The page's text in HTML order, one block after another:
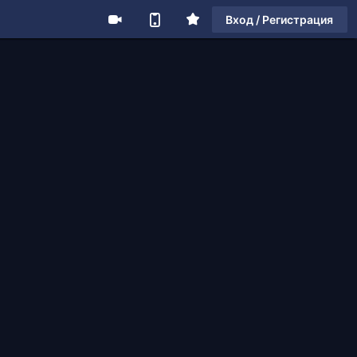
Вход / Регистрация